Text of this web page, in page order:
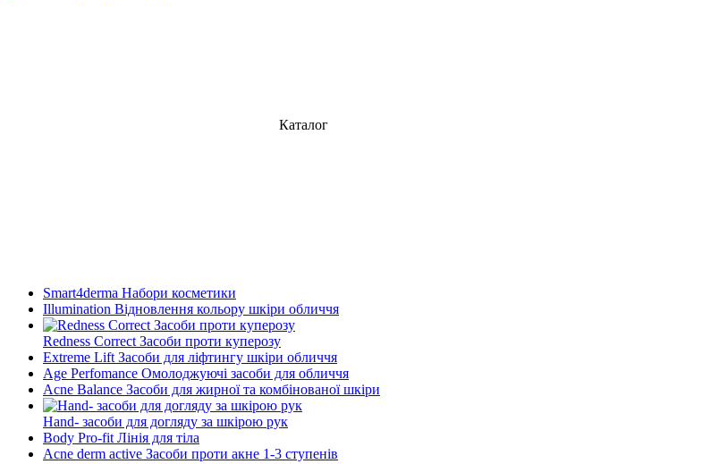
Каталог
Smart4derma Набори косметики
Illumination Відновлення кольору шкіри обличчя
Redness Correct Засоби проти куперозу
Extreme Lift Засоби для ліфтингу шкіри обличчя
Age Perfomance Омолоджуючі засоби для обличчя
Acne Balance Засоби для жирної та комбінованої шкіри
Hand- засоби для догляду за шкірою рук
Body Pro-fit Лінія для тіла
Acne derm active Засоби проти акне 1-3 ступенів